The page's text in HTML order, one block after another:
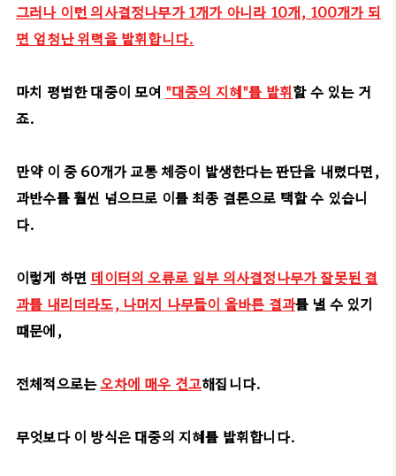
그러나 이런 의사결정나무가 1개가 아니라 10개, 100개가 되
면 엄청난 위력을 발휘합니다.
마치 평범한 대중이 모여 "대중의 지혜"를 발휘할 수 있는 거
죠.
만약 이 중 60개가 교통 체증이 발생한다는 판단을 내렸다면,
과반수를 훨씬 넘으므로 이를 최종 결론으로 택할 수 있습니
다.
이렇게 하면 데이터의 오류로 일부 의사결정나무가 잘못된 결
과를 내리더라도, 나머지 나무들이 올바른 결과를 낼 수 있기
때문에,
전체적으로는오차에 매우 견고해집니다.
무엇보다 이 방식은 대중의 지혜를 발휘합니다.